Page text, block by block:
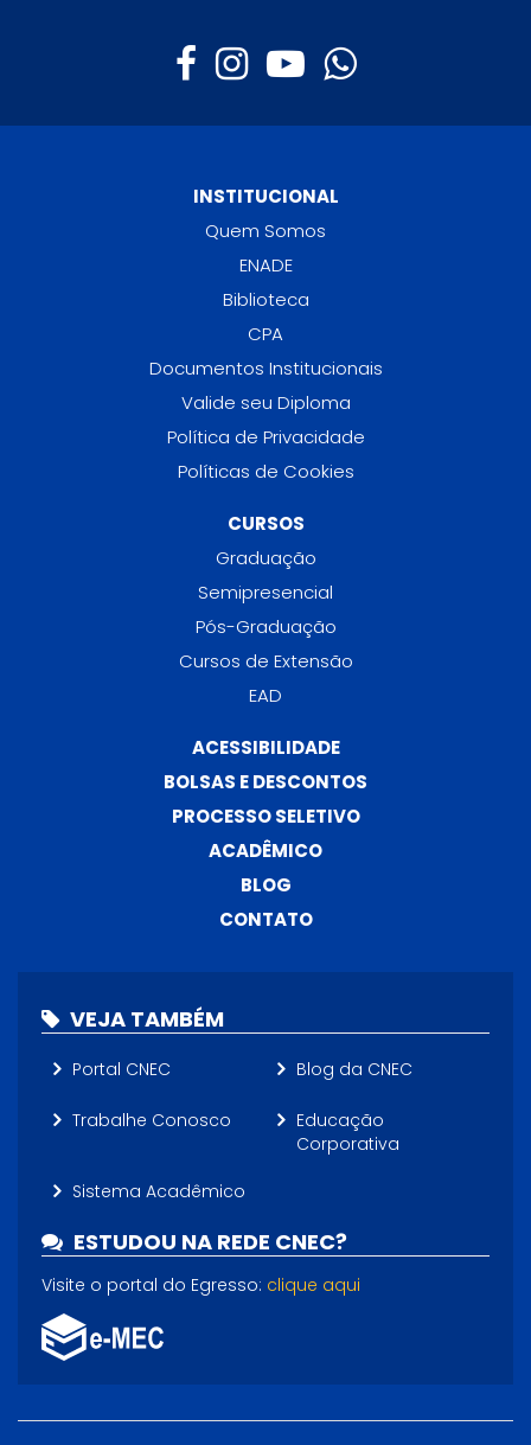
INSTITUCIONAL
Quem Somos
ENADE
Biblioteca
CPA
Documentos Institucionais
Valide seu Diploma
Política de Privacidade
Políticas de Cookies
CURSOS
Graduação
Semipresencial
Pós-Graduação
Cursos de Extensão
EAD
ACESSIBILIDADE
BOLSAS E DESCONTOS
PROCESSO SELETIVO
ACADÊMICO
BLOG
CONTATO
VEJA TAMBÉM
Portal CNEC Blog da CNEC
Trabalhe Conosco
Educação
Corporativa
Sistema Acadêmico
ESTUDOU NA REDE CNEC?
Visite o portal do Egresso: clique aqui